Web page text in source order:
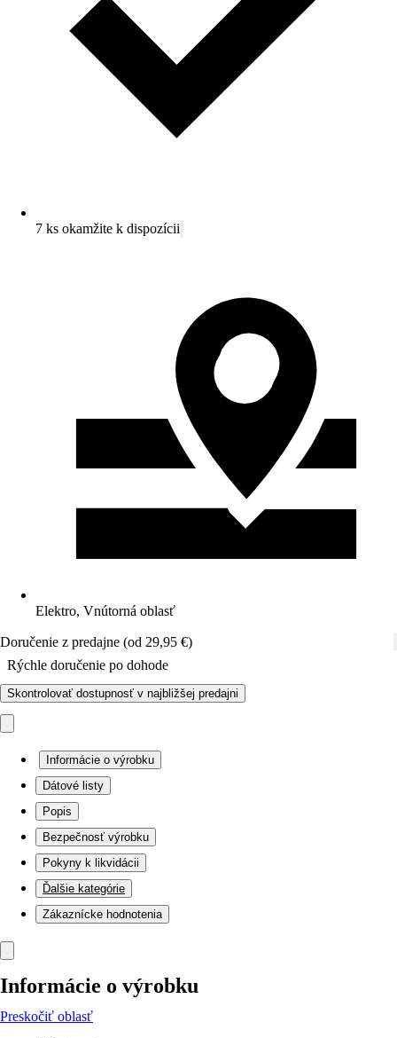
7 ks okamžite k dispozícii
Elektro, Vnútorná oblasť
Doručenie z predajne (od 29,95 €)
Rýchle doručenie po dohode
Skontrolovať dostupnosť v najbližšej predajni
Informácie o výrobku
Dátové listy
Popis
Bezpečnosť výrobku
Pokyny k likvidácii
Ďalšie kategórie
Zákaznícke hodnotenia
Informácie o výrobku
Preskočiť oblasť